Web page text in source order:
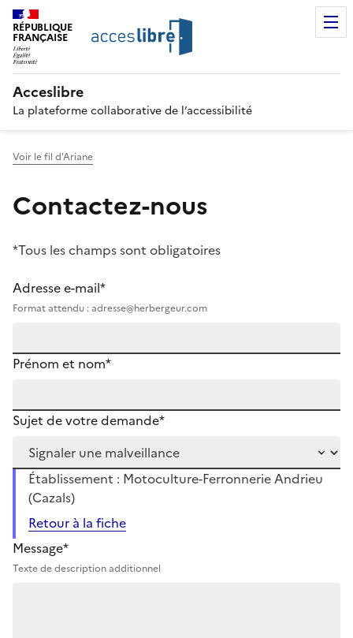
RÉPUBLIQUE
FRANÇAISE
Acceslibre
La plateforme collaborative de l’accessibilité
Voir le fil d'Ariane
Contactez-nous
*Tous les champs sont obligatoires
Adresse e-mail*
Format attendu : adresse@herbergeur.com
Prénom et nom*
Sujet de votre demande*
Établissement : Motoculture-Ferronnerie Andrieu
(Cazals)
Retour à la fiche
Message*
Texte de description additionnel